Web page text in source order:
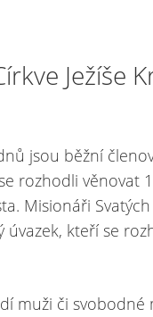
Ježíše
jsou běžní
rozhodli věnovat
Misionáři
kteří se
muži či svobodné